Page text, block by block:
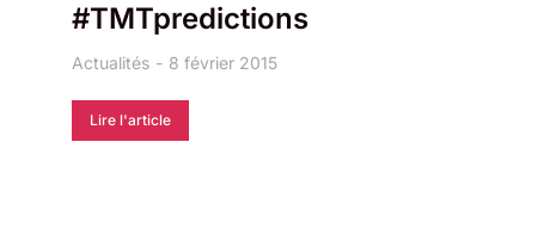
#TMTpredictions
Actualités 8 février 2015
Lire l'article